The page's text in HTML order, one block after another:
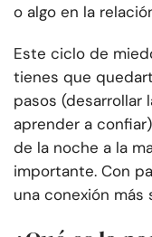
o algo en la
Este ciclo de
tienes que
pasos (desarrollar
aprender a
de la noche a la
importante. Con
una conexión más